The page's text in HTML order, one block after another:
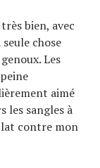
bien, avec
chose
Les
aimé
les sangles à
contre mon